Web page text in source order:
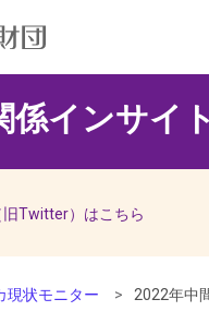
係インサイト
Twitter）はこちら
現状モニター 2022年中